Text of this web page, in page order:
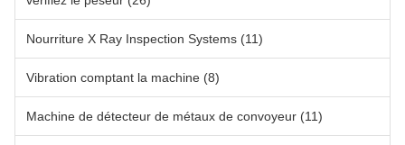
Nourriture X Ray Inspection Systems (11)
Vibration comptant la machine (8)
Machine de détecteur de métaux de convoyeur (11)